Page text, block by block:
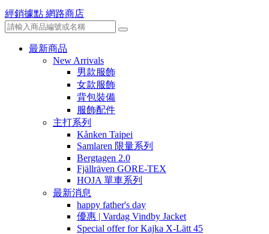
經銷據點 網路商店
最新商品
New Arrivals
男款服飾
女款服飾
背包裝備
服飾配件
主打系列
Kånken Taipei
Samlaren 限量系列
Bergtagen 2.0
Fjällräven GORE-TEX
HOJA 單車系列
最新消息
happy father's day
優惠 | Vardag Vindby Jacket
Special offer for Kajka X-Lätt 45